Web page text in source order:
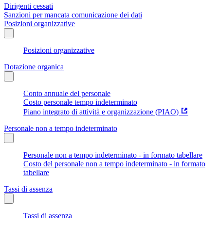
Dirigenti cessati
Sanzioni per mancata comunicazione dei dati
Posizioni organizzative
Posizioni organizzative
Dotazione organica
Conto annuale del personale
Costo personale tempo indeterminato
Piano integrato di attività e organizzazione (PIAO)
Personale non a tempo indeterminato
Personale non a tempo indeterminato - in formato tabellare
Costo del personale non a tempo indeterminato - in formato
tabellare
Tassi di assenza
Tassi di assenza